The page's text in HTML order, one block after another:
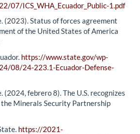
07/ICS_WHA_Ecuador_Public-1.pdf
(2023). Status of forces agreement
of the United States of America
https://www.state.gov/wp-
08/24-223.1-Ecuador-Defense-
(2024, febrero 8). The U.S. recognizes
the Minerals Security Partnership
https://2021-